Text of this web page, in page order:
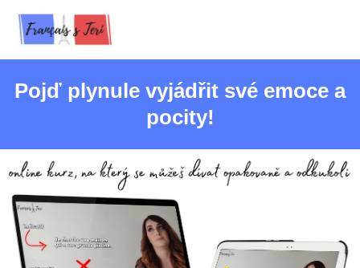
Pojď plynule vyjádřit své emoce a
pocity!